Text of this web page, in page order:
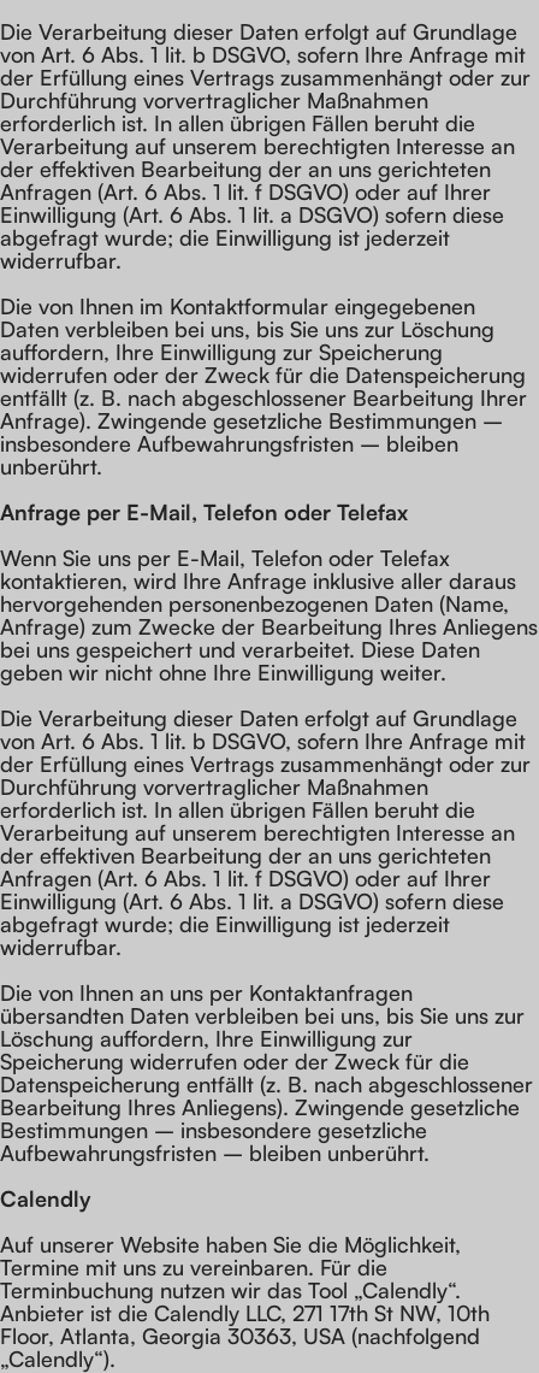
Die Verarbeitung dieser Daten erfolgt auf Grundlage
von Art. 6 Abs. 1 lit. b DSGVO, sofern Ihre Anfrage mit
der Erfüllung eines Vertrags zusammenhängt oder zur
Durchführung vorvertraglicher Maßnahmen
erforderlich ist. In allen übrigen Fällen beruht die
Verarbeitung auf unserem berechtigten Interesse an
der effektiven Bearbeitung der an uns gerichteten
Anfragen (Art. 6 Abs. 1 lit. f DSGVO) oder auf Ihrer
Einwilligung (Art. 6 Abs. 1 lit. a DSGVO) sofern diese
abgefragt wurde; die Einwilligung ist jederzeit
widerrufbar.
Die von Ihnen im Kontaktformular eingegebenen
Daten verbleiben bei uns, bis Sie uns zur Löschung
auffordern, Ihre Einwilligung zur Speicherung
widerrufen oder der Zweck für die Datenspeicherung
entfällt (z. B. nach abgeschlossener Bearbeitung Ihrer
Anfrage). Zwingende gesetzliche Bestimmungen –
insbesondere Aufbewahrungsfristen – bleiben
unberührt.
Anfrage per E-Mail, Telefon oder Telefax
Wenn Sie uns per E-Mail, Telefon oder Telefax
kontaktieren, wird Ihre Anfrage inklusive aller daraus
hervorgehenden personenbezogenen Daten (Name,
Anfrage) zum Zwecke der Bearbeitung Ihres Anliegens
bei uns gespeichert und verarbeitet. Diese Daten
geben wir nicht ohne Ihre Einwilligung weiter.
Die Verarbeitung dieser Daten erfolgt auf Grundlage
von Art. 6 Abs. 1 lit. b DSGVO, sofern Ihre Anfrage mit
der Erfüllung eines Vertrags zusammenhängt oder zur
Durchführung vorvertraglicher Maßnahmen
erforderlich ist. In allen übrigen Fällen beruht die
Verarbeitung auf unserem berechtigten Interesse an
der effektiven Bearbeitung der an uns gerichteten
Anfragen (Art. 6 Abs. 1 lit. f DSGVO) oder auf Ihrer
Einwilligung (Art. 6 Abs. 1 lit. a DSGVO) sofern diese
abgefragt wurde; die Einwilligung ist jederzeit
widerrufbar.
Die von Ihnen an uns per Kontaktanfragen
übersandten Daten verbleiben bei uns, bis Sie uns zur
Löschung auffordern, Ihre Einwilligung zur
Speicherung widerrufen oder der Zweck für die
Datenspeicherung entfällt (z. B. nach abgeschlossener
Bearbeitung Ihres Anliegens). Zwingende gesetzliche
Bestimmungen – insbesondere gesetzliche
Aufbewahrungsfristen – bleiben unberührt.
Calendly
Auf unserer Website haben Sie die Möglichkeit,
Termine mit uns zu vereinbaren. Für die
Terminbuchung nutzen wir das Tool „Calendly“.
Anbieter ist die Calendly LLC, 271 17th St NW, 10th
Floor, Atlanta, Georgia 30363, USA (nachfolgend
„Calendly“).